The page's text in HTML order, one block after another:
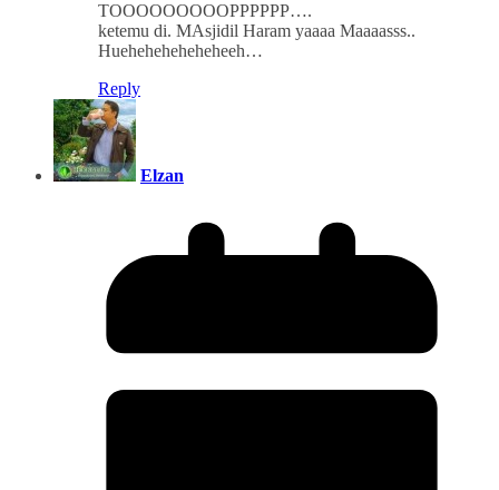
TOOOOOOOOOPPPPPP….
ketemu di. MAsjidil Haram yaaaa Maaaasss..
Hueheheheheheheeh…
Reply
Elzan